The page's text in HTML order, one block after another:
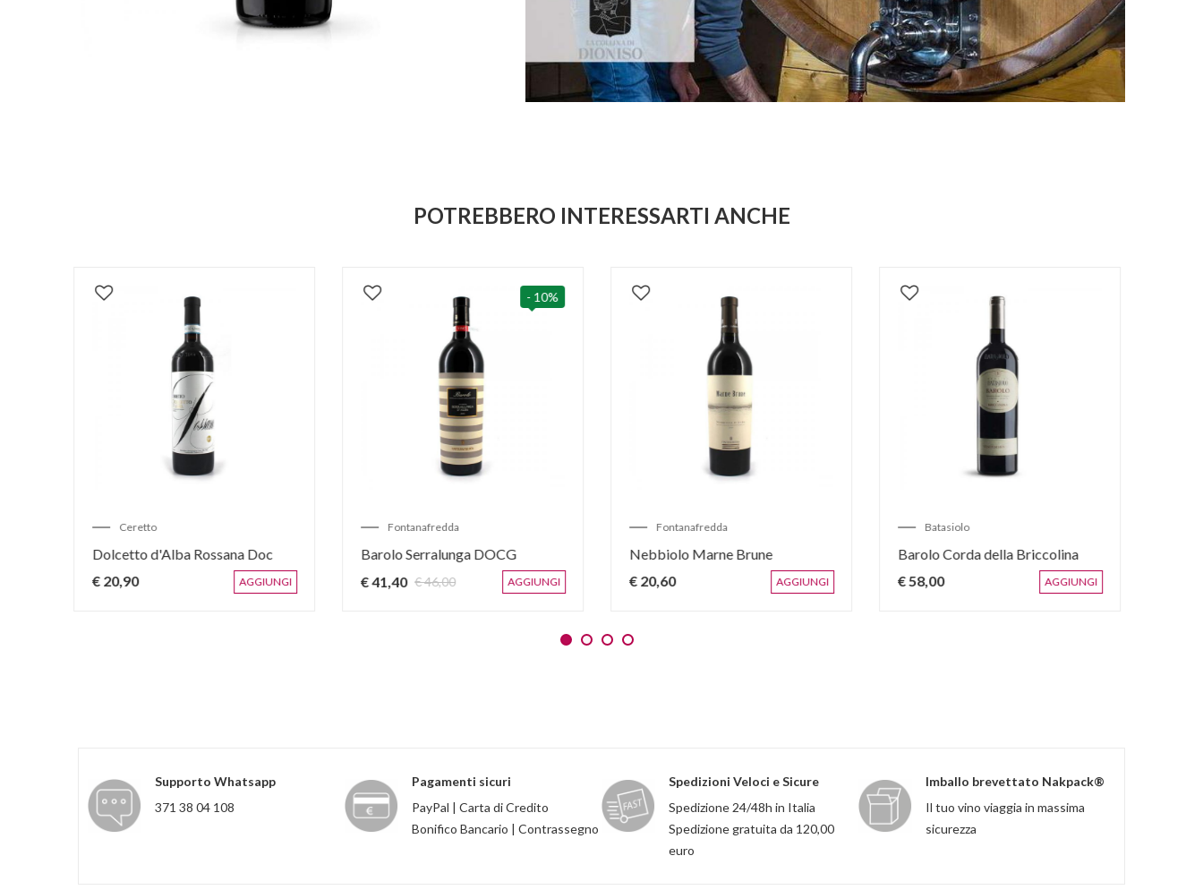
POTREBBERO INTERESSARTI ANCHE
AGGIUNGI
Fontanafredda
Nebbiolo Marne Brune
€ 20,60
AGGIUNGI
Batasiolo
Barolo Corda della Briccolina
€ 58,00
AGGIUNGI
Prunotto
Barbaresco Bric Turot DOCG
€ 56,00
AGGIUNGI
Batasiolo
Langhe Rosso
€ 16,90
Supporto Whatsapp
371 38 04 108
Pagamenti sicuri
PayPal | Carta di Credito
Bonifico Bancario | Contrassegno
Spedizioni Veloci e Sicure
Spedizione 24/48h in Italia
Spedizione gratuita da 120,00
euro
Imballo brevettato Nakpack®
Il tuo vino viaggia in massima
sicurezza